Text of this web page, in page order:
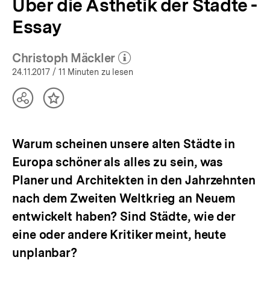
Über die Ästhetik der Städte -
Essay
Christoph Mäckler
(Mehr zum Autor)
öffnen
24.11.2017 / 11 Minuten zu lesen
TeilenInhalt
Warum scheinen unsere alten Städte in
Europa schöner als alles zu sein, was
Planer und Architekten in den Jahrzehnten
nach dem Zweiten Weltkrieg an Neuem
entwickelt haben? Sind Städte, wie der
eine oder andere Kritiker meint, heute
unplanbar?